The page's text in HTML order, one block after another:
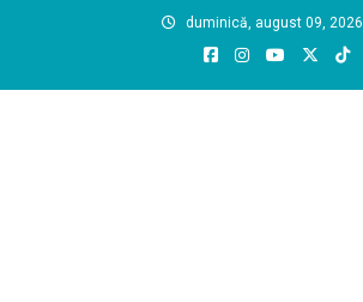
duminică, august 09, 2026